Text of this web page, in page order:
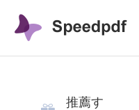
推薦す